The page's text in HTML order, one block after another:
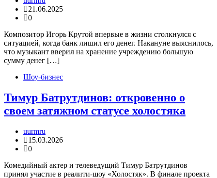
21.06.2025
0
Композитор Игорь Крутой впервые в жизни столкнулся с
ситуацией, когда банк лишил его денег. Накануне выяснилось,
что музыкант вверил на хранение учреждению большую
сумму денег […]
Шоу-бизнес
Тимур Батрутдинов: откровенно о
своем затяжном статусе холостяка
uurmru
15.03.2026
0
Комедийный актер и телеведущий Тимур Батрутдинов
принял участие в реалити-шоу «Холостяк». В финале проекта